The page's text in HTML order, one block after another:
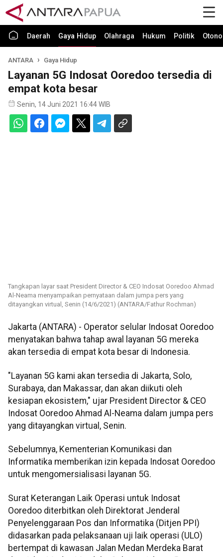
Daerah Gaya Hidup Olahraga Hukum Politik
ANTARA Gaya Hidup
Layanan 5G Indosat Ooredoo tersedia di
empat kota besar
Senin, 14 Juni 2021 16:44 WIB
Tangkapan layar saat President Director & CEO Indosat Ooredoo Ahmad
Al-Neama menyampaikan pernyataan dalam jumpa pers yang
ditayangkan virtual, Senin (14/6/2021) (ANTARA/Fathur Rochman)
Jakarta (ANTARA) - Operator selular Indosat Ooredoo
menyatakan bahwa tahap awal layanan 5G mereka
akan tersedia di empat kota besar di Indonesia.
"Layanan 5G kami akan tersedia di Jakarta, Solo,
Surabaya, dan Makassar, dan akan diikuti oleh
kesiapan ekosistem," ujar President Director & CEO
Indosat Ooredoo Ahmad Al-Neama dalam jumpa pers
yang ditayangkan virtual, Senin.
Sebelumnya, Kementerian Komunikasi dan
Informatika memberikan izin kepada Indosat Ooredoo
untuk mengomersialisasi layanan 5G.
Surat Keterangan Laik Operasi untuk Indosat
Ooredoo diterbitkan oleh Direktorat Jenderal
Penyelenggaraan Pos dan Informatika (Ditjen PPI)
didasarkan pada pelaksanaan uji laik operasi (ULO)
bertempat di kawasan Jalan Medan Merdeka Barat